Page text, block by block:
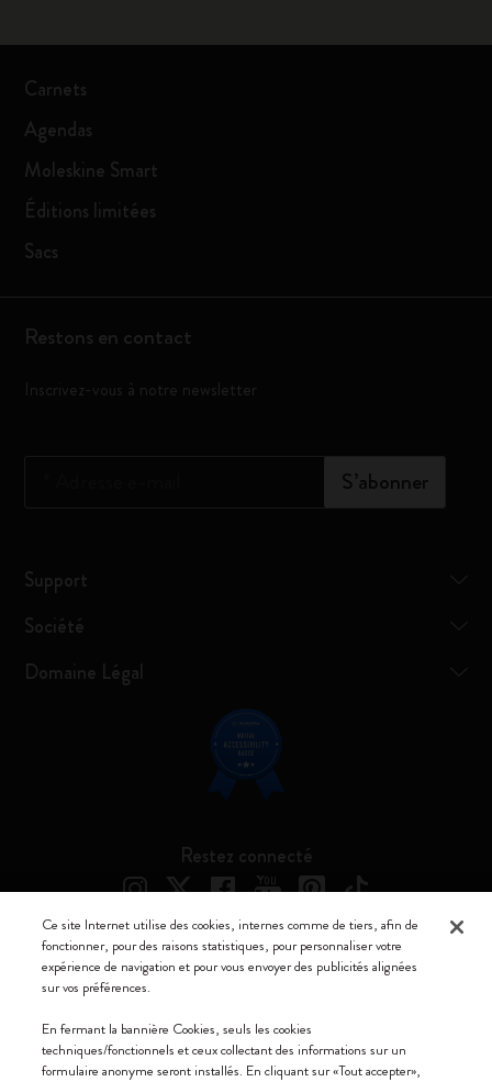
Carnets
Agendas
Moleskine Smart
Éditions limitées
Sacs
Restons en contact
Inscrivez-vous à notre newsletter
S’abonner
Support
Société
Domaine Légal
Restez connecté
Moleskine ® est une marque enregistrée de Moleskine Srl a socio unico
Italia - P. IVA / CCIAA n. 07234480965 - REA MI 1945400 - Cap.
Soc. €2.181.513,42
Ce site Internet utilise des cookies, internes comme de tiers, afin de
fonctionner, pour des raisons statistiques, pour personnaliser votre
expérience de navigation et pour vous envoyer des publicités alignées
sur vos préférences.
En fermant la bannière Cookies, seuls les cookies
techniques/fonctionnels et ceux collectant des informations sur un
formulaire anonyme seront installés. En cliquant sur «Tout accepter»,